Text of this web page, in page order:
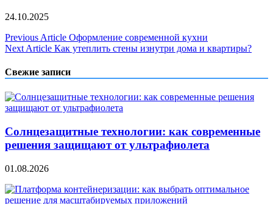
24.10.2025
Навигация
по
записям
Previous Article Оформление современной кухни
Next Article Как утеплить стены изнутри дома и квартиры?
Свежие записи
Солнцезащитные технологии: как современные
решения защищают от ультрафиолета
01.08.2026